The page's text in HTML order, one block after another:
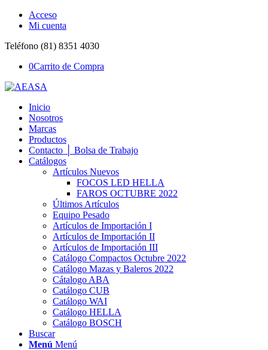
Acceso
Mi cuenta
Teléfono (81) 8351 4030
0Carrito de Compra
Inicio
Nosotros
Marcas
Productos
Contacto │ Bolsa de Trabajo
Catálogos
Artículos Nuevos
FOCOS LED HELLA
FAROS OCTUBRE 2022
Últimos Artículos
Equipo Pesado
Artículos de Importación I
Artículos de Importación II
Artículos de Importación III
Catálogo Compactos Octubre 2022
Catálogo Mazas y Baleros 2022
Cátalogo ABA
Catálogo CUB
Catálogo WAI
Catálogo HELLA
Catálogo BOSCH
Buscar
Menú Menú